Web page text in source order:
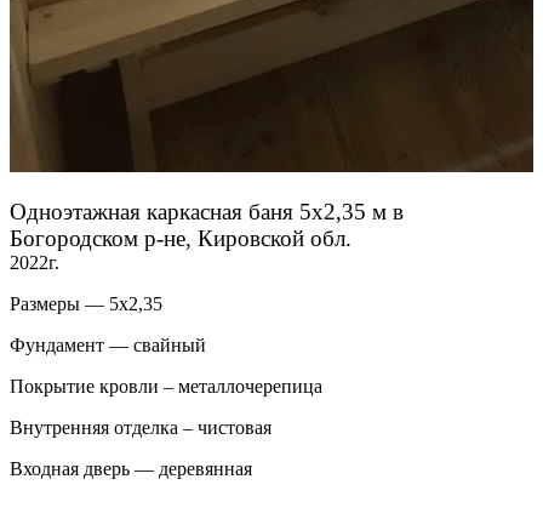
Одноэтажная каркасная баня 5х2,35 м в
Богородском р-не, Кировской обл.
2022г.
Размеры — 5х2,35
Фундамент — свайный
Покрытие кровли – металлочерепица
Внутренняя отделка – чистовая
Входная дверь — деревянная